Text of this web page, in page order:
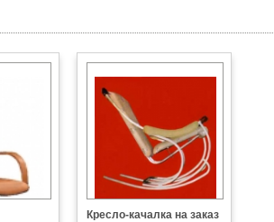
Кресло-качалка на заказ